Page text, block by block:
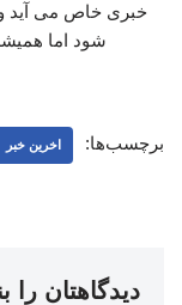
خبری خاص می آید و
شود اما همیشه
برچسب‌ها: اخرین خبر
دیدگاهتان را